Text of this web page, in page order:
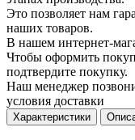
Это позволяет нам
наших товаров.
В нашем интернет-
Чтобы оформить
подтвердите покупку.
Наш менеджер
условия доставки
Характеристики